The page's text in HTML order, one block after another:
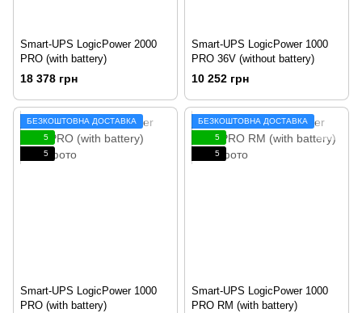
Smart-UPS LogicPower 2000
PRO (with battery)
18 378 грн
Smart-UPS LogicPower 1000
PRO 36V (without battery)
10 252 грн
БЕЗКОШТОВНА ДОСТАВКА
5
5
Smart-UPS LogicPower 1000
PRO (with battery)
БЕЗКОШТОВНА ДОСТАВКА
5
5
Smart-UPS LogicPower 1000
PRO RM (with battery)